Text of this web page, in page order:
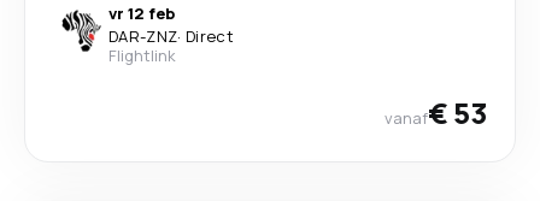
vr 12 feb
DAR-ZNZ· Direct
Flightlink
vanaf€ 53